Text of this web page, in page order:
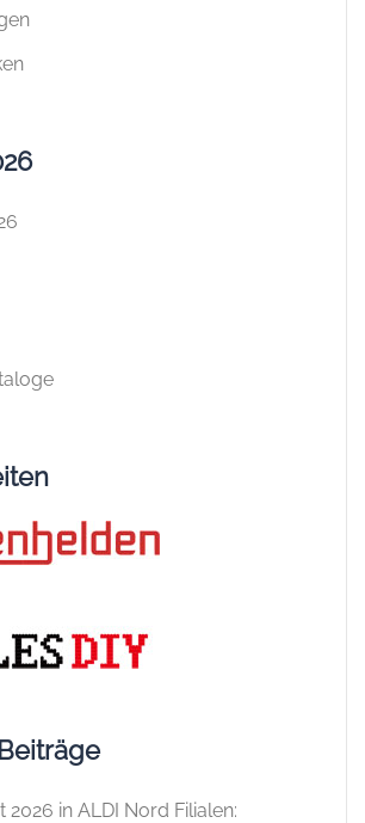
2026 in ALDI Nord Filialen: